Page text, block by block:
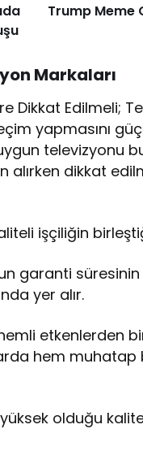
Trump Meme
Markaları
Dikkat Edilmeli;
yapmasını
televizyonu
alırken dikkat
işçiliğin
garanti
yer alır.
etkenlerden
hem
olduğu